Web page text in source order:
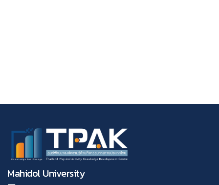
Mahidol University